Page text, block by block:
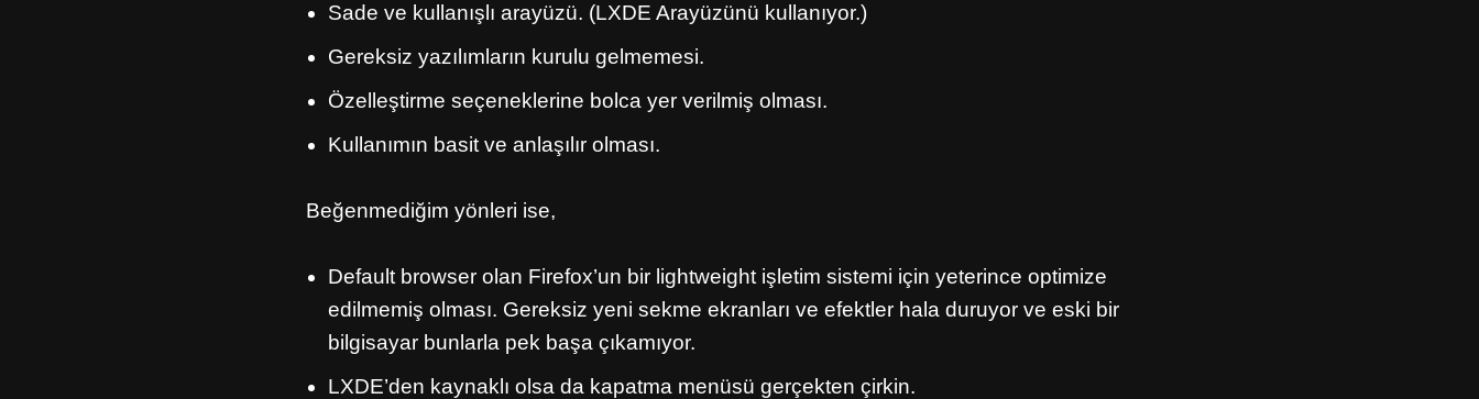
Sade ve kullanışlı arayüzü. (LXDE Arayüzünü kullanıyor.)
Gereksiz yazılımların kurulu gelmemesi.
Özelleştirme seçeneklerine bolca yer verilmiş olması.
Kullanımın basit ve anlaşılır olması.
Beğenmediğim yönleri ise,
Default browser olan Firefox’un bir lightweight işletim sistemi için yeterince optimize
edilmemiş olması. Gereksiz yeni sekme ekranları ve efektler hala duruyor ve eski bir
bilgisayar bunlarla pek başa çıkamıyor.
LXDE’den kaynaklı olsa da kapatma menüsü gerçekten çirkin.